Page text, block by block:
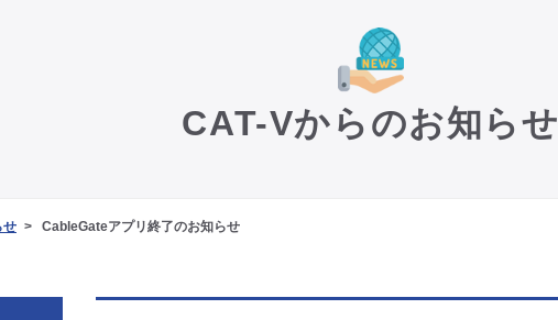
CAT-Vからのお知らせ
せ CableGateアプリ終了のお知らせ